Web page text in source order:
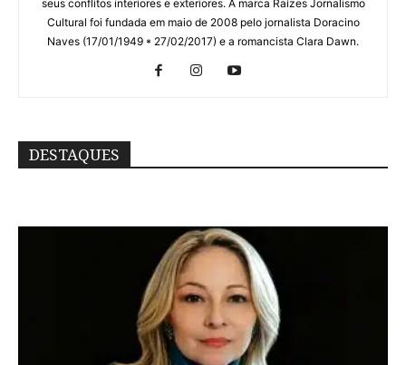
seus conflitos interiores e exteriores. A marca Raízes Jornalismo
Cultural foi fundada em maio de 2008 pelo jornalista Doracino
Naves (17/01/1949 * 27/02/2017) e a romancista Clara Dawn.
DESTAQUES